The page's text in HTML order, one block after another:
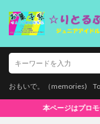
おもいで。（memories)
す。【お菓子系は全商品マ